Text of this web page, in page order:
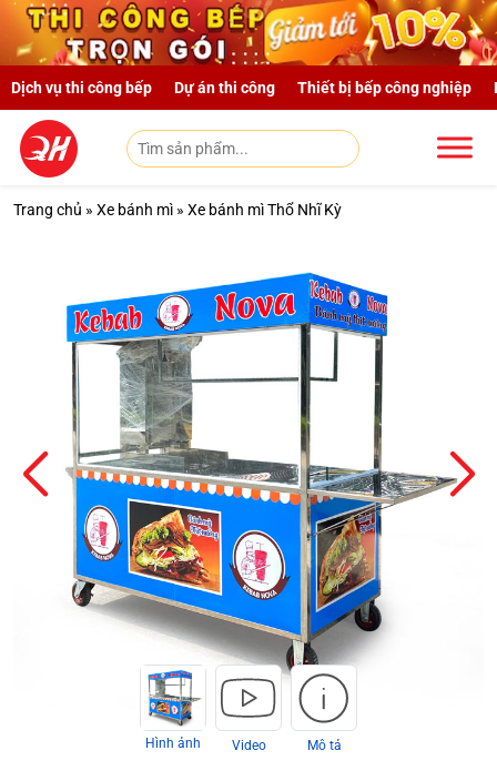
Skip to main content
Dịch vụ thi công bếp Dự án thi công Thiết bị bếp công nghiệp
Trang chủ » Xe bánh mì » Xe bánh mì Thổ Nhĩ Kỳ
Hình ảnh Video Mô tả